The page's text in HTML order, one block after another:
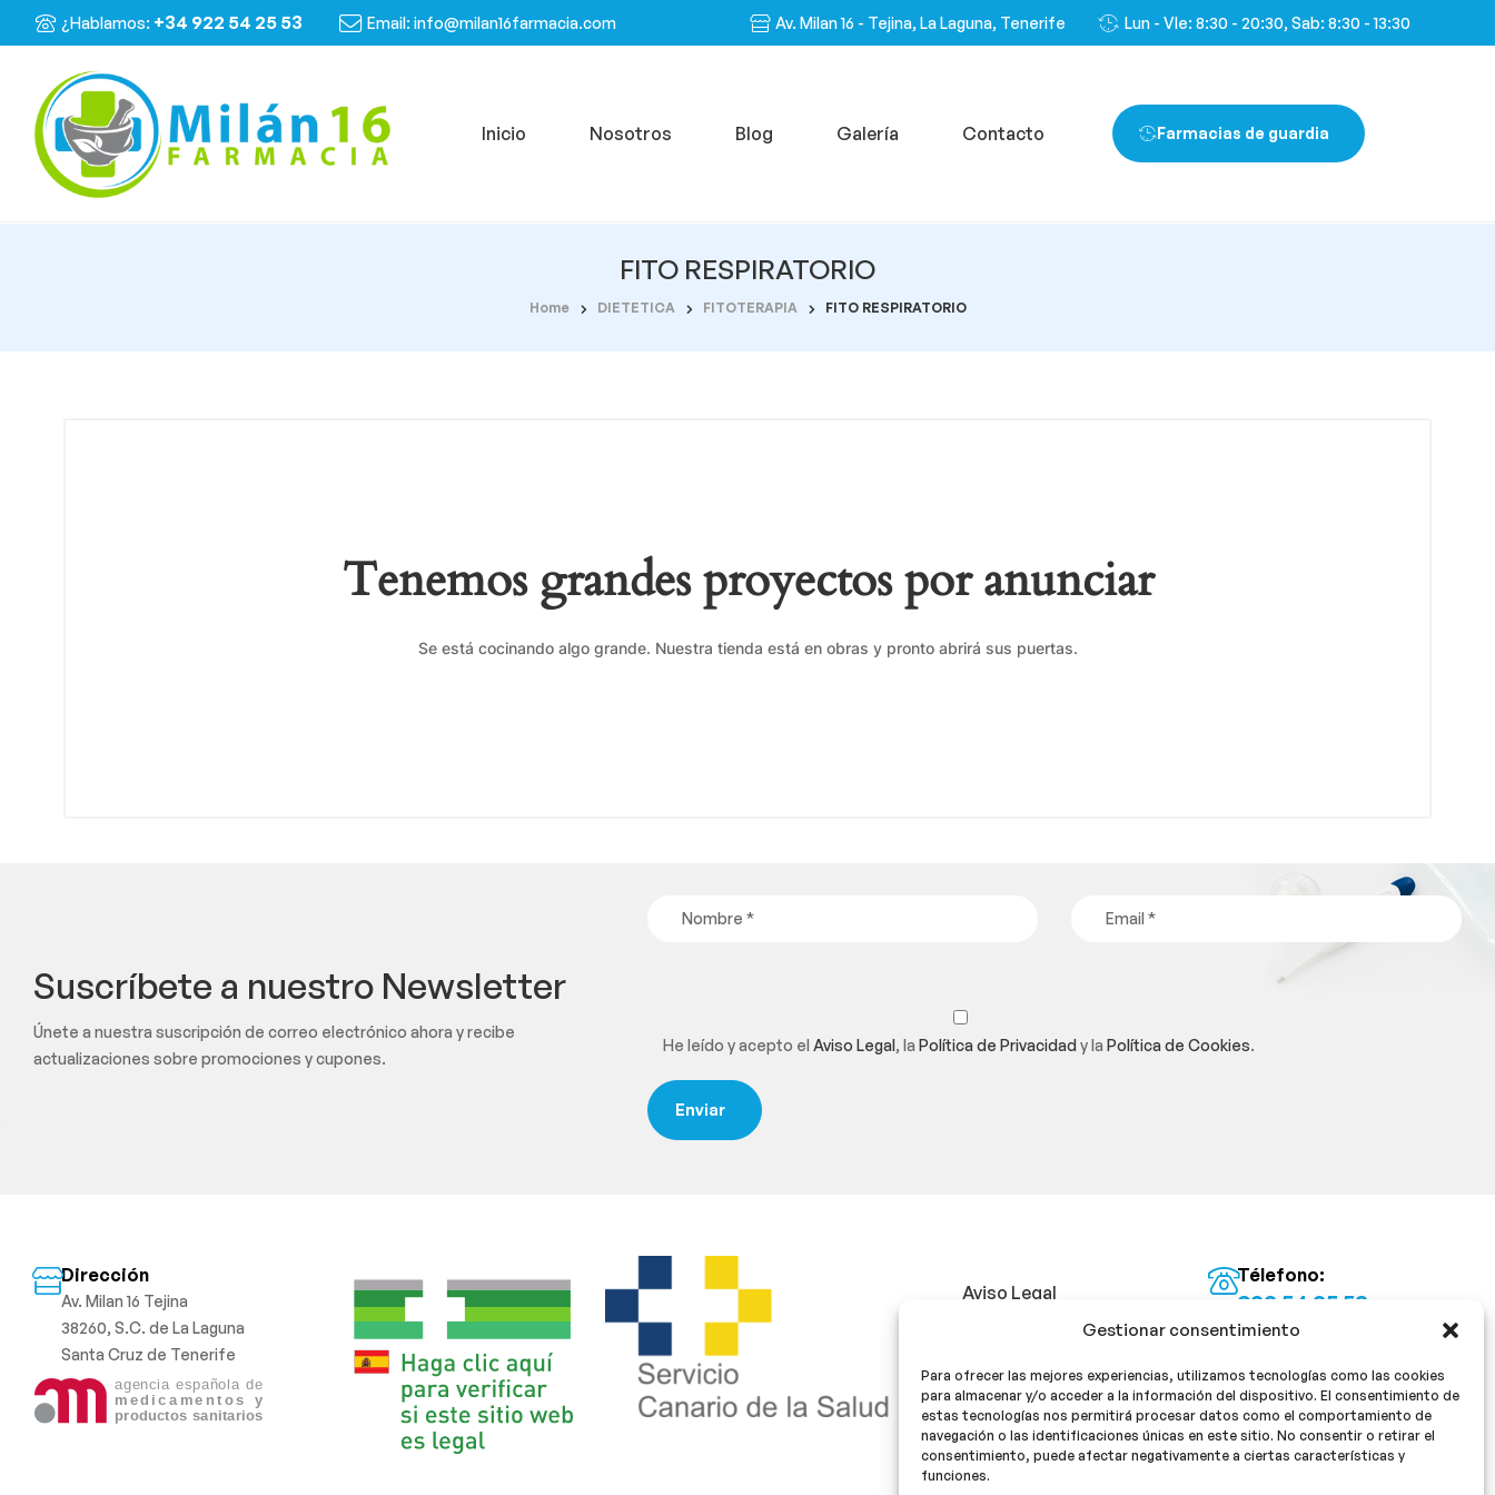
Gestionar consentimiento
Para ofrecer las mejores experiencias, utilizamos tecnologías como las cookies
para almacenar y/o acceder a la información del dispositivo. El consentimiento de
estas tecnologías nos permitirá procesar datos como el comportamiento de
navegación o las identificaciones únicas en este sitio. No consentir o retirar el
consentimiento, puede afectar negativamente a ciertas características y
funciones.
¿Hablamos: +34 922 54 25 53 Email: info@milan16farmacia.com Av. Milan 16 - Tejina, La Laguna, Tenerife Lun - VIe: 8:30 - 20:30, Sab: 8:30 - 13:30
Inicio Nosotros Blog Galería Contacto Farmacias de guardia
FITO RESPIRATORIO
Home DIETETICA FITOTERAPIA FITO RESPIRATORIO
Tenemos grandes proyectos por anunciar
Se está cocinando algo grande. Nuestra tienda está en obras y pronto abrirá sus puertas.
Suscríbete a nuestro Newsletter
Únete a nuestra suscripción de correo electrónico ahora y recibe
actualizaciones sobre promociones y cupones.
He leído y acepto elAviso Legal, laPolítica de Privacidady laPolítica de Cookies.
Dirección
Av. Milan 16 Tejina
38260, S.C. de La Laguna
Santa Cruz de Tenerife
Aviso Legal
Política de Privacidad
Política de cookies
Télefono:
922 54 25 53
Email:
¡Síguenos!